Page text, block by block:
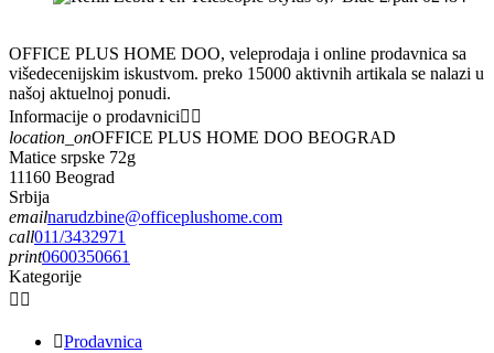
OFFICE PLUS HOME DOO, veleprodaja i online prodavnica sa
višedecenijskim iskustvom. preko 15000 aktivnih artikala se nalazi u
našoj aktuelnoj ponudi.
Informacije o prodavnici 
location_onOFFICE PLUS HOME DOO BEOGRAD
Matice srpske 72g
11160 Beograd
Srbija
emailnarudzbine@officeplushome.com
call011/3432971
print0600350661
Kategorije
 
Prodavnica